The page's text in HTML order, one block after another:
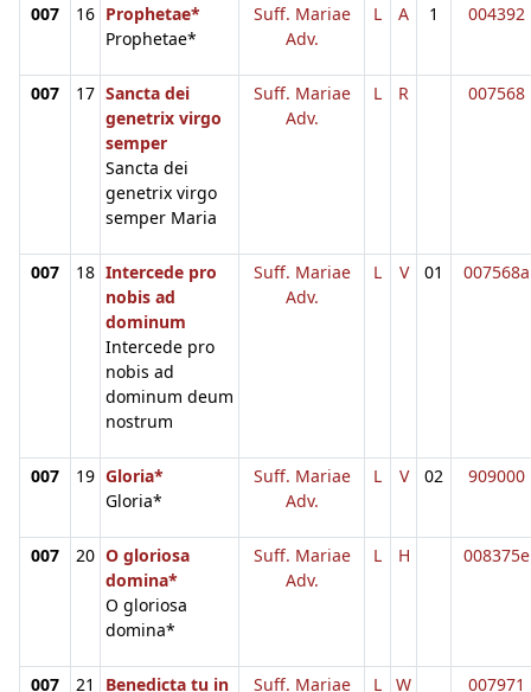
007 16 Prophetae*
Prophetae*
Suff. Mariae
Adv.
L A 1 004392
007 17 Sancta dei
genetrix virgo
semper
Sancta dei
genetrix virgo
semper Maria
Suff. Mariae
Adv.
L R 007568
007 18 Intercede pro
nobis ad
dominum
Intercede pro
nobis ad
dominum deum
nostrum
Suff. Mariae
Adv.
L V 01 007568a
007 19 Gloria*
Gloria*
Suff. Mariae
Adv.
L V 02 909000
007 20 O gloriosa
domina*
O gloriosa
domina*
Suff. Mariae
Adv.
L H 008375e
007 21 Benedicta tu in Suff. Mariae L W 007971